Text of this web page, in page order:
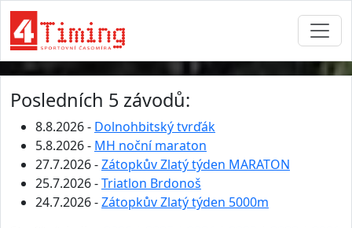
Posledních 5 závodů:
8.8.2026 - Dolnohbitský tvrďák
5.8.2026 - MH noční maraton
27.7.2026 -Zátopkův Zlatý týden MARATON
25.7.2026 -Triatlon Brdonoš
24.7.2026 -Zátopkův Zlatý týden 5000m